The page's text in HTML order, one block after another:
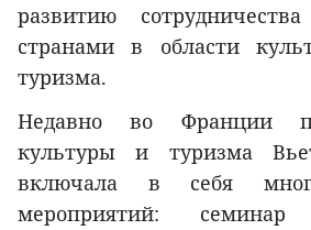
развитию
странами в области
туризма.
Недавно во Франции
культуры и туризма
включала в себя
мероприятий: